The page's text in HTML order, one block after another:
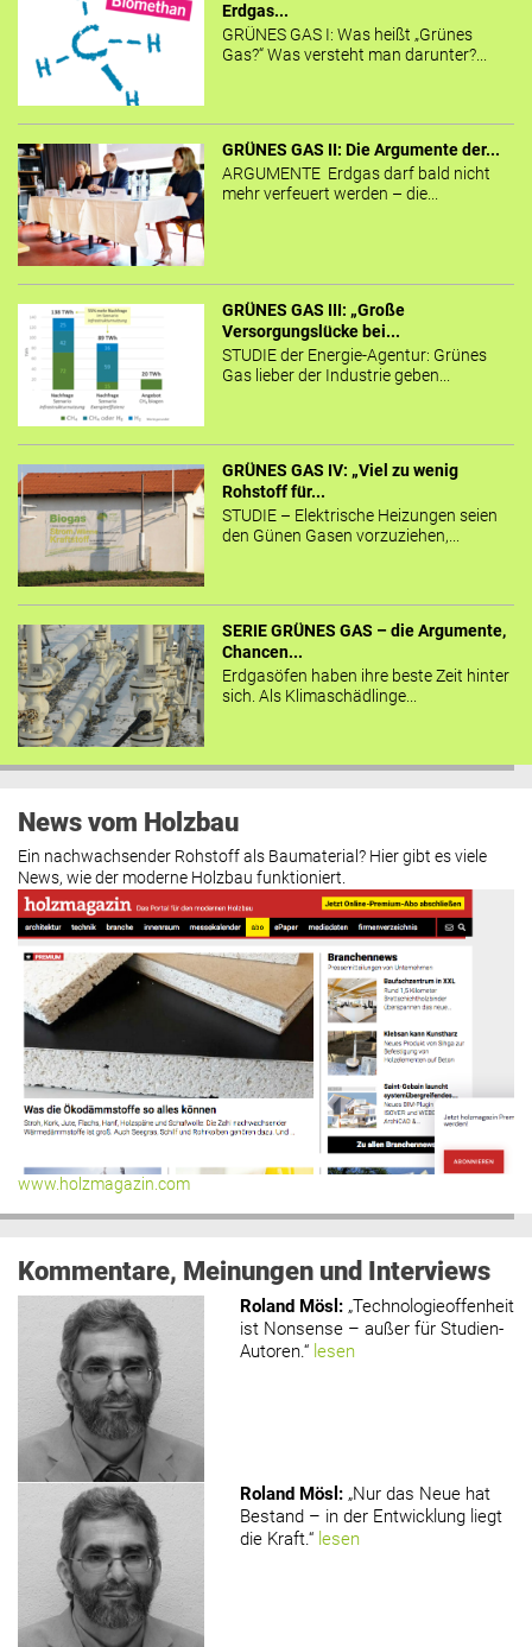
Erdgas...
GRÜNES GAS I: Was heißt „Grünes
Gas?“ Was versteht man darunter?...
GRÜNES GAS II: Die Argumente der...
ARGUMENTE Erdgas darf bald nicht
mehr verfeuert werden – die...
GRÜNES GAS III: „Große
Versorgungslücke bei...
STUDIE der Energie-Agentur: Grünes
Gas lieber der Industrie geben...
GRÜNES GAS IV: „Viel zu wenig
Rohstoff für...
STUDIE – Elektrische Heizungen seien
den Günen Gasen vorzuziehen,...
SERIE GRÜNES GAS – die Argumente,
Chancen...
Erdgasöfen haben ihre beste Zeit hinter
sich. Als Klimaschädlinge...
News vom Holzbau
Ein nachwachsender Rohstoff als Baumaterial? Hier gibt es viele
News, wie der moderne Holzbau funktioniert.
www.holzmagazin.com
Kommentare, Meinungen und Interviews
Roland Mösl : „Technologieoffenheit
ist Nonsense – außer für Studien-
Autoren.“ lesen
Roland Mösl : „Nur das Neue hat
Bestand – in der Entwicklung liegt
die Kraft.“ lesen